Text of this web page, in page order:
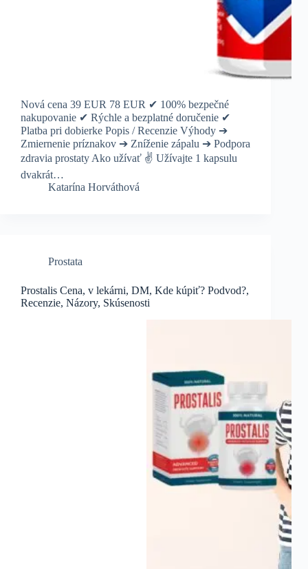
Nová cena 39 EUR 78 EUR ✔ 100% bezpečné
nakupovanie ✔ Rýchle a bezplatné doručenie ✔
Platba pri dobierke Popis / Recenzie Výhody ➔
Zmiernenie príznakov ➔ Zníženie zápalu ➔ Podpora
zdravia prostaty Ako užívať ✌️ Užívajte 1 kapsulu
dvakrát…
Katarína Horváthová
Prostata
Prostalis Cena, v lekárni, DM, Kde kúpiť? Podvod?,
Recenzie, Názory, Skúsenosti